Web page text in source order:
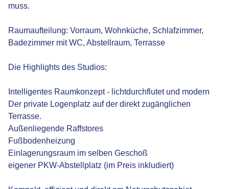
muss.
Raumaufteilung: Vorraum, Wohnküche, Schlafzimmer,
Badezimmer mit WC, Abstellraum, Terrasse
Die Highlights des Studios:
Intelligentes Raumkonzept - lichtdurchflutet und modern
Der private Logenplatz auf der direkt zugänglichen
Terrasse.
Außenliegende Raffstores
Fußbodenheizung
Einlagerungsraum im selben Geschoß
eigener PKW-Abstellplatz (im Preis inkludiert)